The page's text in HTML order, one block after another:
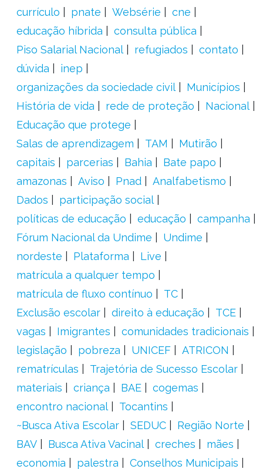
currículo
pnate Websérie
cne
educação híbrida
consulta pública
Piso Salarial Nacional
refugiados
contato
dúvida
inep
organizações da sociedade civil
Municípios
História de vida
rede de proteção
Nacional
Educação que protege
Salas de aprendizagem
TAM
Mutirão
capitais
parcerias Bahia
Bate papo
amazonas
Aviso Pnad
Analfabetismo
Dados
participação social
políticas de educação
educação
campanha
Fórum Nacional da Undime
Undime
nordeste
Plataforma
Live
matrícula a qualquer tempo
matrícula de fluxo contínuo
TC
Exclusão escolar
direito à educação
TCE
vagas
Imigrantes
comunidades tradicionais
legislação
pobreza UNICEF
ATRICON
rematrículas
Trajetória de Sucesso Escolar
materiais
criança BAE
cogemas
encontro nacional
Tocantins
~Busca Ativa Escolar
SEDUC
Região Norte
BAV
Busca Ativa Vacinal creches
mães
economia
palestra Conselhos Municipais